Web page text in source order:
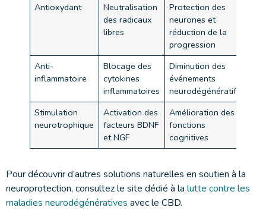
Antioxydant
Neutralisation
des radicaux
libres
Protection des
neurones et
réduction de la
progression
Anti-
inflammatoire
Blocage des
cytokines
inflammatoires
Diminution des
événements
neurodégénératifs
Stimulation
neurotrophique
Activation des
facteurs BDNF
et NGF
Amélioration des
fonctions
cognitives
Pour découvrir d’autres solutions naturelles en soutien à la
neuroprotection, consultez le site dédié à la lutte contre les
maladies neurodégénératives avec le CBD.